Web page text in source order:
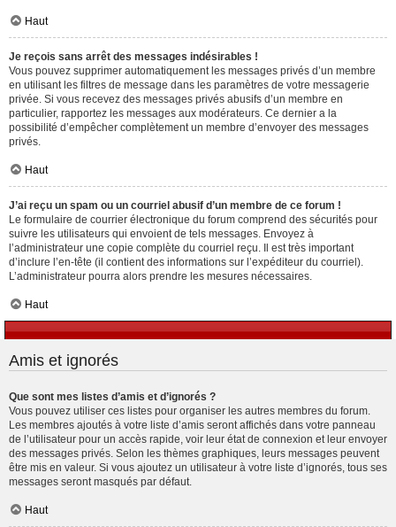
Haut
Je reçois sans arrêt des messages indésirables !
Vous pouvez supprimer automatiquement les messages privés d’un membre
en utilisant les filtres de message dans les paramètres de votre messagerie
privée. Si vous recevez des messages privés abusifs d’un membre en
particulier, rapportez les messages aux modérateurs. Ce dernier a la
possibilité d’empêcher complètement un membre d’envoyer des messages
privés.
Haut
J’ai reçu un spam ou un courriel abusif d’un membre de ce forum !
Le formulaire de courrier électronique du forum comprend des sécurités pour
suivre les utilisateurs qui envoient de tels messages. Envoyez à
l’administrateur une copie complète du courriel reçu. Il est très important
d’inclure l’en-tête (il contient des informations sur l’expéditeur du courriel).
L’administrateur pourra alors prendre les mesures nécessaires.
Haut
Amis et ignorés
Que sont mes listes d’amis et d’ignorés ?
Vous pouvez utiliser ces listes pour organiser les autres membres du forum.
Les membres ajoutés à votre liste d’amis seront affichés dans votre panneau
de l’utilisateur pour un accès rapide, voir leur état de connexion et leur envoyer
des messages privés. Selon les thèmes graphiques, leurs messages peuvent
être mis en valeur. Si vous ajoutez un utilisateur à votre liste d’ignorés, tous ses
messages seront masqués par défaut.
Haut